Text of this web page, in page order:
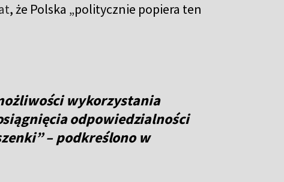
, że Polska „politycznie popiera ten
wykorzystania
odpowiedzialności
– podkreślono w